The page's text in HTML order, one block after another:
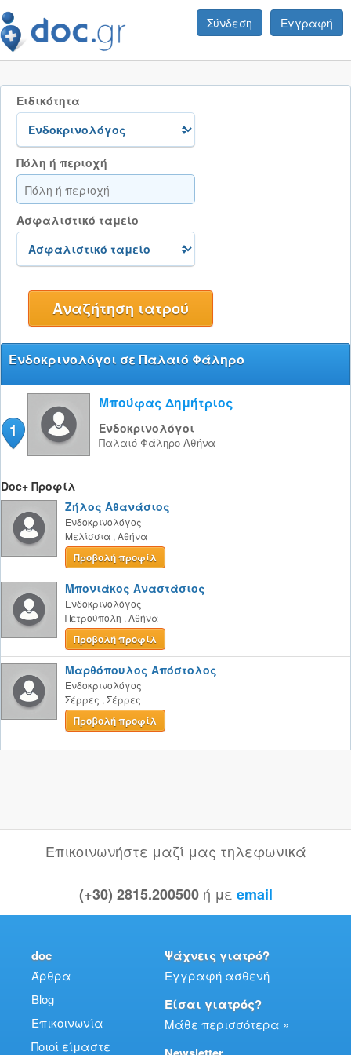
Σύνδεση Εγγραφή
Ειδικότητα
Πόλη ή περιοχή
Ασφαλιστικό ταμείο
Ενδοκρινολόγοι σε Παλαιό Φάληρο
1
Μπούφας Δημήτριος
Ενδοκρινολόγοι
Παλαιό Φάληρο Αθήνα
Doc+ Προφίλ
Ζήλος Αθανάσιος
Ενδοκρινολόγος
Μελίσσια , Αθήνα
Προβολή προφίλ
Μπονιάκος Αναστάσιος
Ενδοκρινολόγος
Πετρούπολη , Αθήνα
Προβολή προφίλ
Μαρθόπουλος Απόστολος
Ενδοκρινολόγος
Σέρρες , Σέρρες
Προβολή προφίλ
Επικοινωνήστε μαζί μας τηλεφωνικά
(+30) 2815.200500 ή με email
doc
Άρθρα
Blog
Επικοινωνία
Ποιοί είμαστε
Ψάχνεις γιατρό?
Εγγραφή ασθενή
Είσαι γιατρός?
Μάθε περισσότερα »